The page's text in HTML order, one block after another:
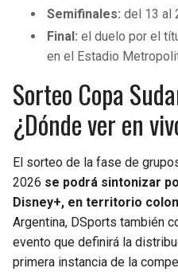
Semifinales: del 13 al
Final:el duelo por el
en el Estadio
Sorteo Copa
¿Dónde ver en
El sorteo de la fase de
2026 se podrá sintonizar
Disney+, en territorio
Argentina, DSports también
evento que definirá la
primera instancia de la